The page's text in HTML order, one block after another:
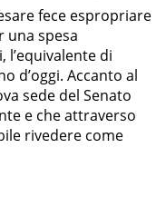
fece espropriare
una spesa
l’equivalente di
d’oggi. Accanto al
sede del Senato
e che attraverso
rivedere come